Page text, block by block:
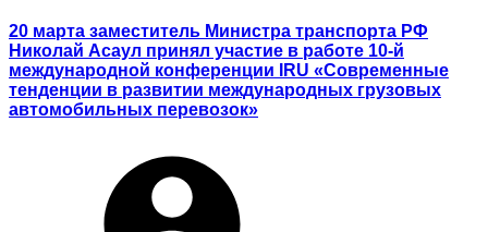
20 марта заместитель Министра транспорта РФ
Николай Асаул принял участие в работе 10-й
международной конференции IRU «Современные
тенденции в развитии международных грузовых
автомобильных перевозок»